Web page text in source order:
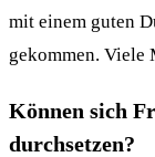
mit einem guten
gekommen. Viele
Können sich
durchsetzen?